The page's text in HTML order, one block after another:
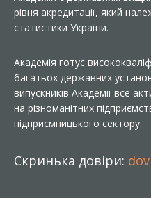
рівня акредитації, який
статистики України.
Академія готує
багатьох державних установ
випускників Академії все
на різноманітних
підприємницького сектору.
Скринька довіри: